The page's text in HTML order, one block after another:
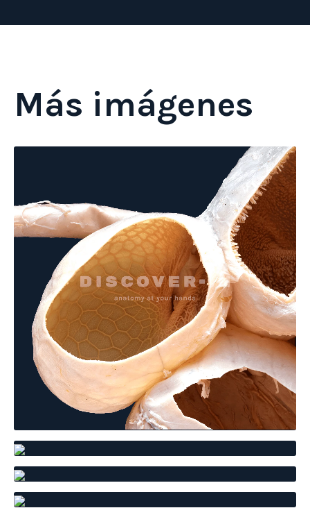
Más imágenes